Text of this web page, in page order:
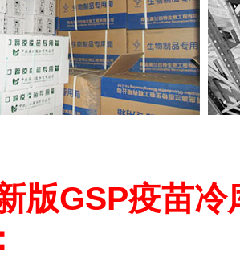
版GSP疫苗